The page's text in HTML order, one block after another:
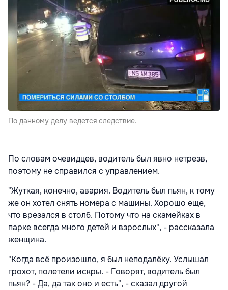
По данному делу ведется следствие.
По словам очевидцев, водитель был явно нетрезв,
поэтому не справился с управлением.
"Жуткая, конечно, авария. Водитель был пьян, к тому
же он хотел снять номера с машины. Хорошо еще,
что врезался в столб. Потому что на скамейках в
парке всегда много детей и взрослых", - рассказала
женщина.
"Когда всё произошло, я был неподалёку. Услышал
грохот, полетели искры. - Говорят, водитель был
пьян? - Да, да так оно и есть", - сказал другой